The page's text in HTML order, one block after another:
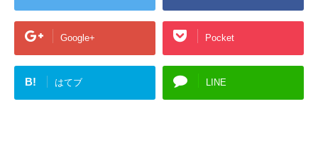
Google+ Pocket
B! はてブ LINE